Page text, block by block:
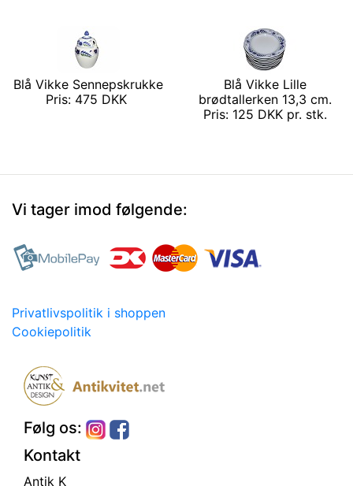
Blå Vikke Sennepskrukke
Pris: 475 DKK
Blå Vikke Lille
brødtallerken 13,3 cm.
Pris: 125 DKK pr. stk.
Vi tager imod følgende:
Privatlivspolitik i shoppen
Cookiepolitik
Følg os:
Kontakt
Antik K